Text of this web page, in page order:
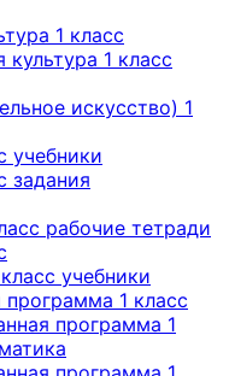
1 класс
культура 1 класс
искусство) 1
учебники
задания
рабочие тетради
учебники
1 класс
программа 1